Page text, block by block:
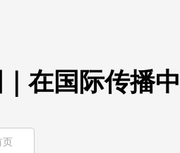
在国际传播